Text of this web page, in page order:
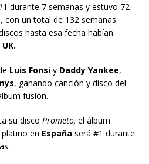
durante 7 semanas y estuvo 72
con un total de 132 semanas
hasta esa fecha habían
UK.
Luis Fonsi y Daddy Yankee,
, ganando canción y disco del
fusión.
su disco Prometo, el álbum
en España será #1 durante